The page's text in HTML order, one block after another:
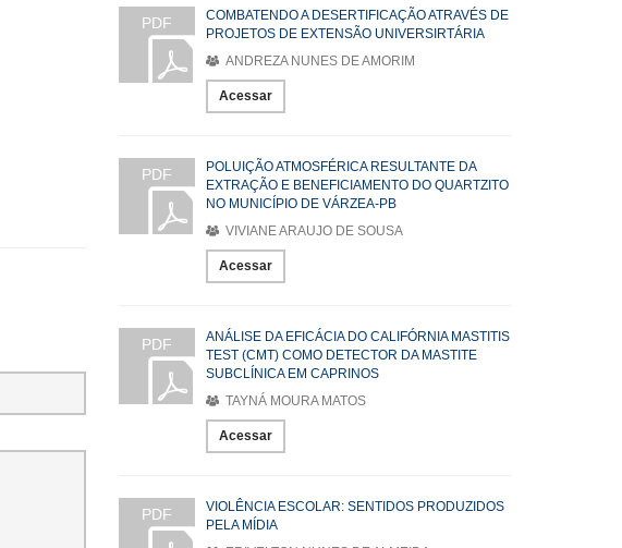
PDF
COMBATENDO A DESERTIFICAÇÃO ATRAVÉS DE
PROJETOS DE EXTENSÃO UNIVERSIRTÁRIA
ANDREZA NUNES DE AMORIM
Acessar
PDF
POLUIÇÃO ATMOSFÉRICA RESULTANTE DA
EXTRAÇÃO E BENEFICIAMENTO DO QUARTZITO
NO MUNICÍPIO DE VÁRZEA-PB
VIVIANE ARAUJO DE SOUSA
Acessar
PDF
ANÁLISE DA EFICÁCIA DO CALIFÓRNIA MASTITIS
TEST (CMT) COMO DETECTOR DA MASTITE
SUBCLÍNICA EM CAPRINOS
TAYNÁ MOURA MATOS
Acessar
PDF
VIOLÊNCIA ESCOLAR: SENTIDOS PRODUZIDOS
PELA MÍDIA